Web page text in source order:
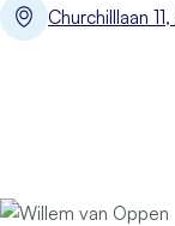
Churchilllaan